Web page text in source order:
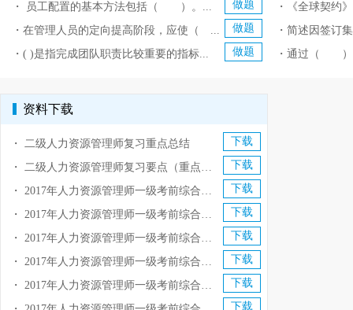
做题
・ 员工配置的基本方法包括（ ）。...
・《全球契约
做题
・在管理人员的定向提高阶段，应使（ ...
・简述因签订
做题
・( )是指完成团队职责比较重要的指标... ・通过（ ）
资料下载
下载
・
二级人力资源管理师复习重点总结
下载
・
二级人力资源管理师复习要点（重点总结）
下载
・
2017年人力资源管理师一级考前综合测试题及答案（一）
下载
・
2017年人力资源管理师一级考前综合测试题及答案（二）
下载
・
2017年人力资源管理师一级考前综合测试题及答案（三）
下载
・
2017年人力资源管理师一级考前综合测试题及答案（四）
下载
・
2017年人力资源管理师一级考前综合测试题及答案（五）
下载